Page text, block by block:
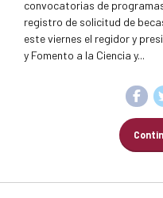
convocatorias de
registro de solicitud de
este viernes el regidor y
y Fomento a la Ciencia y...